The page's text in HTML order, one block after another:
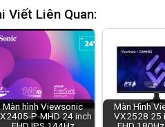
Viết Liên Quan:
Màn hình Viewsonic
P-MHD 24 inch
Màn Hình
VX2528 25